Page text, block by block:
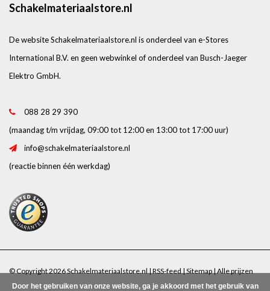
Schakelmateriaalstore.nl
De website Schakelmateriaalstore.nl is onderdeel van e-Stores
International B.V. en geen webwinkel of onderdeel van Busch-Jaeger
Elektro GmbH.
088 28 29 390
(maandag t/m vrijdag, 09:00 tot 12:00 en 13:00 tot 17:00 uur)
info@schakelmateriaalstore.nl
(reactie binnen één werkdag)
© Copyright 2026 Schakelmateriaalstore.nl | RSS-feed | Sitemap | Alle prijzen
Door het gebruiken van onze website, ga je akkoord met het gebruik van